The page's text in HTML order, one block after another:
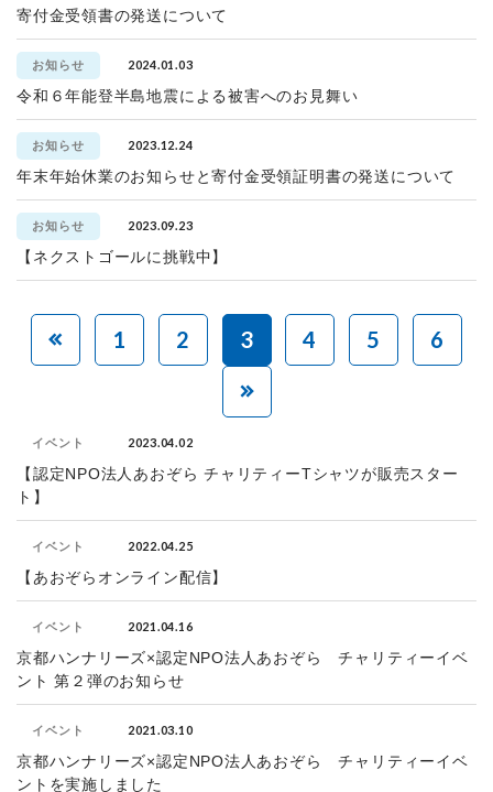
寄付金受領書の発送について
お知らせ 2024.01.03
令和６年能登半島地震による被害へのお見舞い
お知らせ 2023.12.24
年末年始休業のお知らせと寄付金受領証明書の発送について
お知らせ 2023.09.23
【ネクストゴールに挑戦中】
1 2 3 4 5 6
イベント 2023.04.02
【認定NPO法人あおぞら チャリティーTシャツが販売スター
ト】
イベント 2022.04.25
【あおぞらオンライン配信】
イベント 2021.04.16
京都ハンナリーズ×認定NPO法人あおぞら チャリティーイベ
ント 第２弾のお知らせ
イベント 2021.03.10
京都ハンナリーズ×認定NPO法人あおぞら チャリティーイベ
ントを実施しました